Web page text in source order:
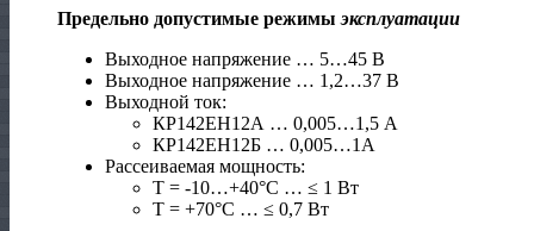
Предельно допустимые режимыэксплуатации
Выходное напряжение … 5…45 В
Выходное напряжение … 1,2…37 В
Выходной ток:
КР142ЕН12А … 0,005…1,5 А
КР142ЕН12Б … 0,005…1А
Рассеиваемая мощность:
Т = -10…+40°С … ≤ 1 Вт
Т = +70°С … ≤ 0,7 Вт